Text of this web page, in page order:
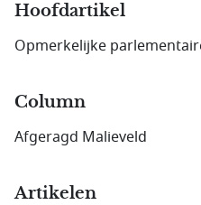
Hoofdartikel
Opmerkelijke
Column
Afgeragd Malieveld
Artikelen